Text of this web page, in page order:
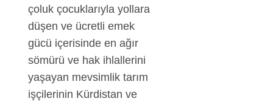
çoluk çocuklarıyla yollara
düşen ve ücretli emek
gücü içerisinde en ağır
sömürü ve hak ihlallerini
yaşayan mevsimlik ta­rım
işçilerinin Kürdistan ve